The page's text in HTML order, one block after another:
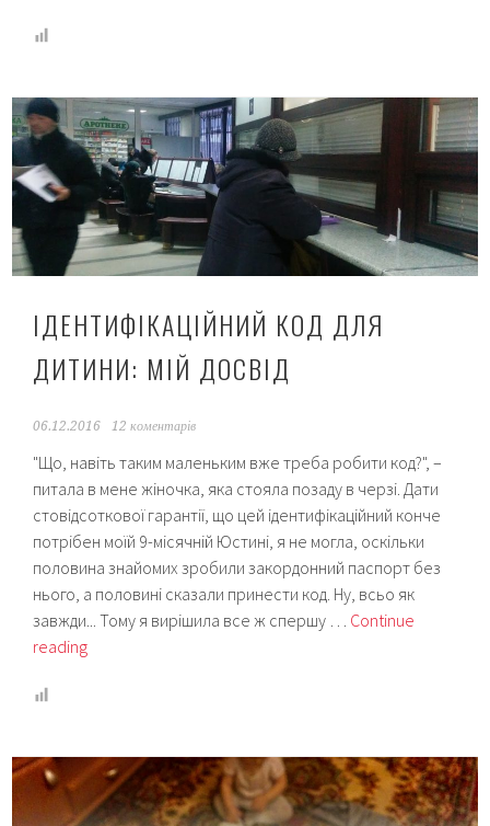
“прописка”
малолітньої
дитини
ІДЕНТИФІКАЦІЙНИЙ КОД ДЛЯ
ДИТИНИ: МІЙ ДОСВІД
06.12.2016 12 коментарів
"Що, навіть таким маленьким вже треба робити код?", –
питала в мене жіночка, яка стояла позаду в черзі. Дати
стовідсоткової гарантії, що цей ідентифікаційний конче
потрібен моїй 9-місячній Юстині, я не могла, оскільки
половина знайомих зробили закордонний паспорт без
нього, а половині сказали принести код. Ну, всьо як
завжди... Тому я вирішила все ж спершу … Continue
readingІдентифікаційний
досвід